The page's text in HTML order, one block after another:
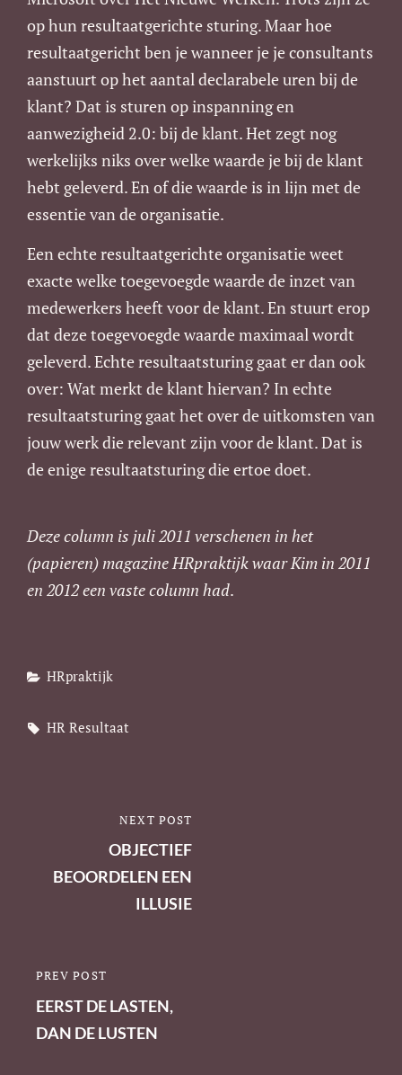
op hun resultaatgerichte sturing. Maar hoe
resultaatgericht ben je wanneer je je consultants
aanstuurt op het aantal declarabele uren bij de
klant? Dat is sturen op inspanning en
aanwezigheid 2.0: bij de klant. Het zegt nog
werkelijks niks over welke waarde je bij de klant
hebt geleverd. En of die waarde is in lijn met de
essentie van de organisatie.
Een echte resultaatgerichte organisatie weet
exacte welke toegevoegde waarde de inzet van
medewerkers heeft voor de klant. En stuurt erop
dat deze toegevoegde waarde maximaal wordt
geleverd. Echte resultaatsturing gaat er dan ook
over: Wat merkt de klant hiervan? In echte
resultaatsturing gaat het over de uitkomsten van
jouw werk die relevant zijn voor de klant. Dat is
de enige resultaatsturing die ertoe doet.
Deze column is juli 2011 verschenen in het
(papieren) magazine HRpraktijk waar Kim in 2011
en 2012 een vaste column had.
Categories
HRpraktijk
Tags,
HR Resultaat
Berichtnavigatie
PREVIOUS
POST
PREV POST
EERST DE LASTEN,
DAN DE LUSTEN
NEXT POST
OBJECTIEF
BEOORDELEN EEN
ILLUSIE